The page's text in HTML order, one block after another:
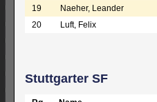
19
Naeher, Leander
20
Luft, Felix
Stuttgarter SF